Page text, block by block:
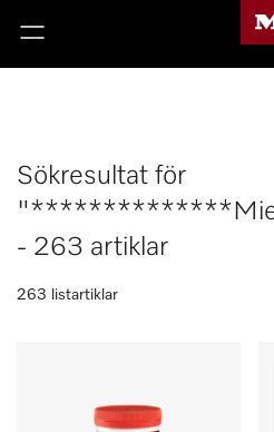
Sökresultat för
- 263 artiklar
263 listartiklar